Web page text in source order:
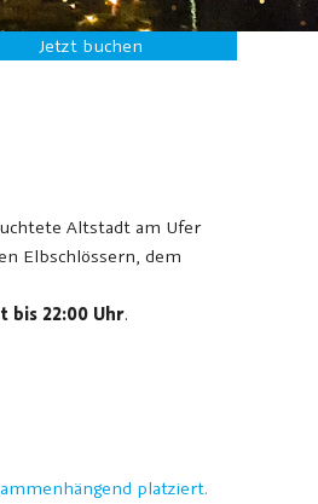
Jetzt buchen
Altstadt am Ufer
Elbschlössern, dem
bis 22:00 Uhr.
platziert.